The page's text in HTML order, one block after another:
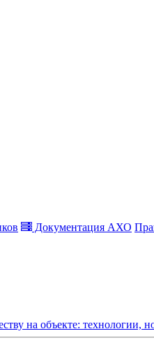
Документация АХО
на объекте: технологии,